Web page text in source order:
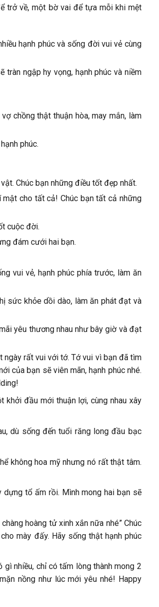
trở về, một bờ vai để tựa mỗi khi mệt
hạnh phúc và sống đời vui vẻ cùng
ngập hy vọng, hạnh phúc và niềm
chồng thật thuận hòa, may mắn, làm
phúc.
Chúc bạn những điều tốt đẹp nhất.
cho tất cả! Chúc bạn tất cả những
cuộc đời.
đám cưới hai bạn.
vui vẻ, hạnh phúc phía trước, làm ăn
sức khỏe dồi dào, làm ăn phát đạt và
yêu thương nhau như bây giờ và đạt
ngày rất vui với tớ. Tớ vui vì bạn đã tìm
của bạn sẽ viên mãn, hạnh phúc nhé.
khởi đầu mới thuận lợi, cùng nhau xây
dù sống đến tuổi răng long đầu bạc
không hoa mỹ nhưng nó rất thật tâm.
dựng tổ ấm rồi. Mình mong hai bạn sẽ
hoàng tử xinh xắn nữa nhé” Chúc
mày đấy. Hãy sống thật hạnh phúc
nhiều, chỉ có tấm lòng thành mong 2
nồng như lúc mới yêu nhé! Happy